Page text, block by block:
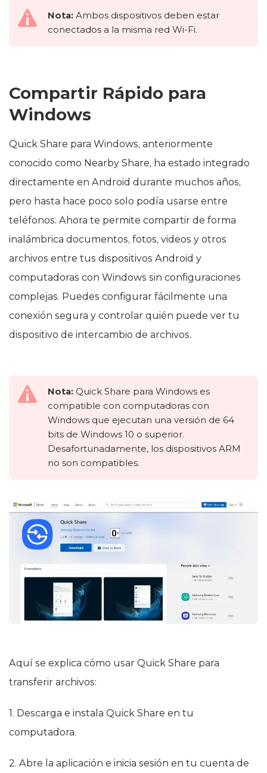
Nota: Ambos dispositivos deben estar
conectados a la misma red Wi-Fi.
Compartir Rápido para
Windows
Quick Share para Windows, anteriormente
conocido como Nearby Share, ha estado integrado
directamente en Android durante muchos años,
pero hasta hace poco solo podía usarse entre
teléfonos. Ahora te permite compartir de forma
inalámbrica documentos, fotos, videos y otros
archivos entre tus dispositivos Android y
computadoras con Windows sin configuraciones
complejas. Puedes configurar fácilmente una
conexión segura y controlar quién puede ver tu
dispositivo de intercambio de archivos.
Nota: Quick Share para Windows es
compatible con computadoras con
Windows que ejecutan una versión de 64
bits de Windows 10 o superior.
Desafortunadamente, los dispositivos ARM
no son compatibles.
Aquí se explica cómo usar Quick Share para
transferir archivos:
1. Descarga e instala Quick Share en tu
computadora.
2. Abre la aplicación e inicia sesión en tu cuenta de